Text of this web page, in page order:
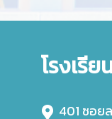
โรงเรี
401 ซอยล